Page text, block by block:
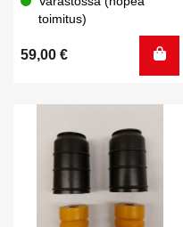
toimitus)
59,00 €